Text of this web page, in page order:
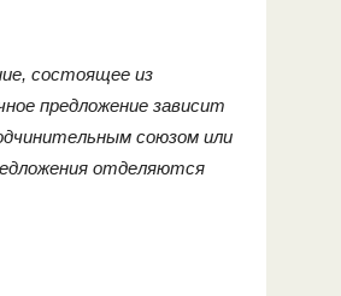
состоящее из
предложение зависит
союзом или
отделяются